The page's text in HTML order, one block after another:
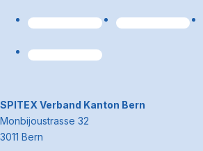
~Kontaktinformationen
SPITEX Verband Kanton Bern
Monbijoustrasse 32
3011 Bern